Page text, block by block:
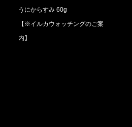
うにからすみ 60g
【※イルカウォッチングのご案
内】